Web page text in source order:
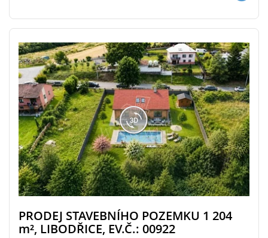
PRODEJ STAVEBNÍHO POZEMKU 1 204
m², LIBODŘICE, EV.Č.: 00922